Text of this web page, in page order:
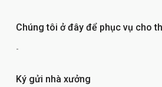
Chúng tôi ở đây để phục vụ cho
-
Ký gửi nhà xưởng